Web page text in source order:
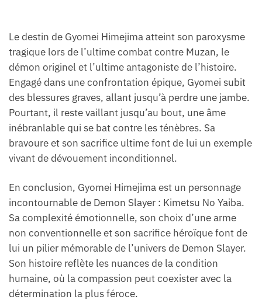
Le destin de Gyomei Himejima atteint son paroxysme
tragique lors de l’ultime combat contre Muzan, le
démon originel et l’ultime antagoniste de l’histoire.
Engagé dans une confrontation épique, Gyomei subit
des blessures graves, allant jusqu’à perdre une jambe.
Pourtant, il reste vaillant jusqu’au bout, une âme
inébranlable qui se bat contre les ténèbres. Sa
bravoure et son sacrifice ultime font de lui un exemple
vivant de dévouement inconditionnel.
En conclusion, Gyomei Himejima est un personnage
incontournable de Demon Slayer : Kimetsu No Yaiba.
Sa complexité émotionnelle, son choix d’une arme
non conventionnelle et son sacrifice héroïque font de
lui un pilier mémorable de l’univers de Demon Slayer.
Son histoire reflète les nuances de la condition
humaine, où la compassion peut coexister avec la
détermination la plus féroce.